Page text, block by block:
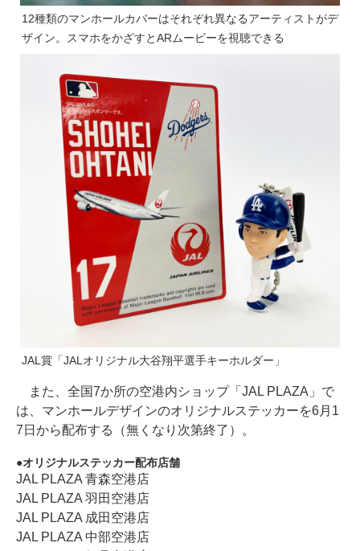
12種類のマンホールカバーはそれぞれ異なるアーティストがデ
ザイン。スマホをかざすとARムービーを視聴できる
JAL賞「JALオリジナル大谷翔平選手キーホルダー」
また、全国7か所の空港内ショップ「JAL PLAZA」で
は、マンホールデザインのオリジナルステッカーを6月1
7日から配布する（無くなり次第終了）。
オリジナルステッカー配布店舗
JAL PLAZA 青森空港店
JAL PLAZA 羽田空港店
JAL PLAZA 成田空港店
JAL PLAZA 中部空港店